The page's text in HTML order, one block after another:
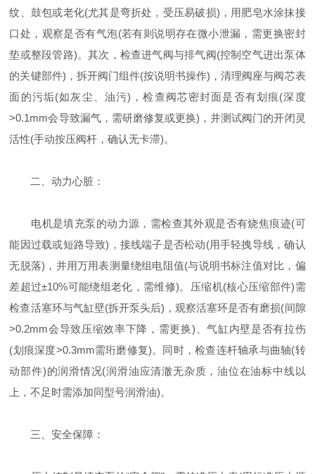
纹、鼓包或老化(尤其是弯折处，受压易破损)，用肥皂水涂抹接
口处，观察是否有气泡(若有则说明存在微小泄漏，需更换密封
垫或整段管路)。其次，检查进气阀与排气阀(控制空气进出泵体
的关键部件)，拆开阀门组件(按说明书操作)，清理阀座与阀芯表
面的污垢(如灰尘、油污)，检查阀芯密封面是否有划痕(深度
>0.1mm会导致漏气，需研磨修复或更换)，并测试阀门的开闭灵
活性(手动按压阀杆，确认无卡滞)。
二、动力心脏：
电机是填充泵的动力源，需检查其外观是否有烧焦痕迹(可
能因过载或短路导致)，接线端子是否松动(用手轻拽导线，确认
无脱落)，并用万用表测量绕组电阻值(与说明书标注值对比，偏
差超过±10%可能绕组老化，需维修)。压缩机(核心压缩部件)需
检查活塞环与气缸壁(拆开泵头后)，观察活塞环是否有磨损(间隙
>0.2mm会导致压缩效率下降，需更换)、气缸内壁是否有拉伤
(划痕深度>0.3mm需珩磨修复)。同时，检查连杆轴承与曲轴(转
动部件)的润滑情况(润滑油应清澈无杂质，油位在油标中线以
上，不足时需添加同型号润滑油)。
三、安全保障：